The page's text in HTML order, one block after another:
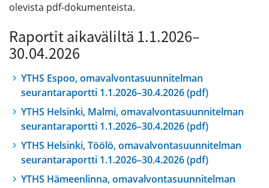
olevista pdf-dokumenteista.
Raportit aikaväliltä 1.1.2026–
30.04.2026
YTHS Espoo, omavalvontasuunnitelman
seurantaraportti 1.1.2026–30.4.2026 (pdf)
YTHS Helsinki, Malmi, omavalvontasuunnitelman
seurantaraportti 1.1.2026–30.4.2026 (pdf)
YTHS Helsinki, Töölö, omavalvontasuunnitelman
seurantaraportti 1.1.2026–30.4.2026 (pdf)
YTHS Hämeenlinna, omavalvontasuunnitelman